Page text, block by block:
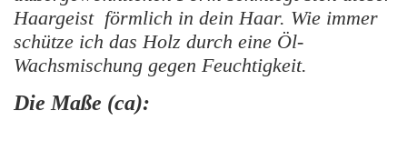
Haargeist förmlich in dein Haar. Wie immer
schütze ich das Holz durch eine Öl-
Wachsmischung gegen Feuchtigkeit.
Die Maße (ca):